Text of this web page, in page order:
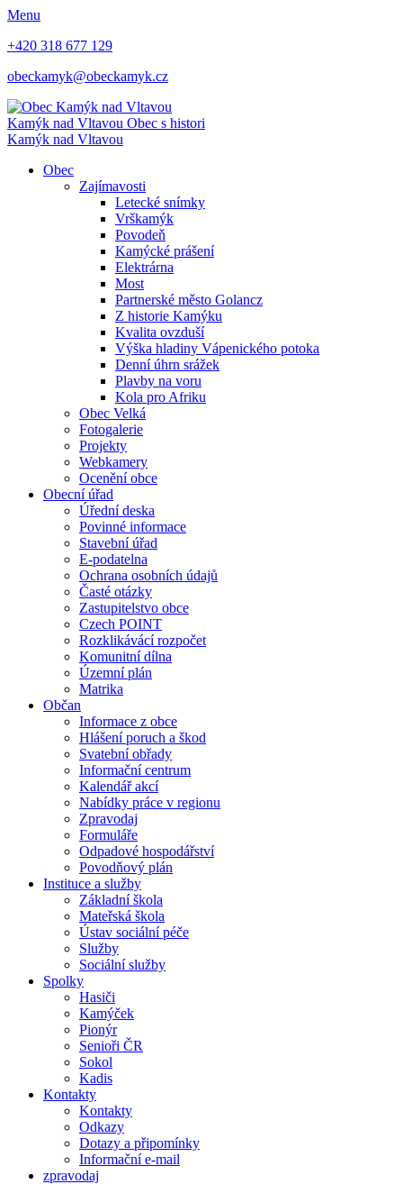
Menu
+420 318 677 129
obeckamyk@obeckamyk.cz
Kamýk nad Vltavou Obec s histori
Kamýk nad Vltavou
Obec
Zajímavosti
Letecké snímky
Vrškamýk
Povodeň
Kamýcké prášení
Elektrárna
Most
Partnerské město Golancz
Z historie Kamýku
Kvalita ovzduší
Výška hladiny Vápenického potoka
Denní úhrn srážek
Plavby na voru
Kola pro Afriku
Obec Velká
Fotogalerie
Projekty
Webkamery
Ocenění obce
Obecní úřad
Úřední deska
Povinné informace
Stavební úřad
E-podatelna
Ochrana osobních údajů
Časté otázky
Zastupitelstvo obce
Czech POINT
Rozklikávácí rozpočet
Komunitní dílna
Územní plán
Matrika
Občan
Informace z obce
Hlášení poruch a škod
Svatební obřady
Informační centrum
Kalendář akcí
Nabídky práce v regionu
Zpravodaj
Formuláře
Odpadové hospodářství
Povodňový plán
Instituce a služby
Základní škola
Mateřská škola
Ústav sociální péče
Služby
Sociální služby
Spolky
Hasiči
Kamýček
Pionýr
Senioři ČR
Sokol
Kadis
Kontakty
Kontakty
Odkazy
Dotazy a připomínky
Informační e-mail
zpravodaj